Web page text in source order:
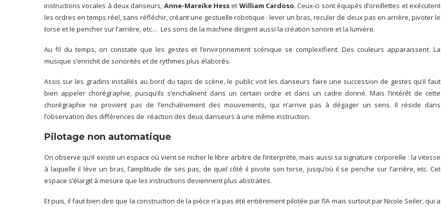
instructions vocales à deux danseurs, Anne-Mareike Hesset William Cardoso. Ceux-ci sont équipés d’oreillettes et exécutent
les ordres en temps réel, sans réfléchir, créant une gestuelle robotique : lever un bras, reculer de deux pas en arrière, pivoter le
torse et le pencher sur l’arrière, etc… Les sons de la machine dirigent aussi la création sonore et la lumière.
Au fil du temps, on constate que les gestes et l’environnement scénique se complexifient. Des couleurs apparaissent. La
musique s’enrichit de sonorités et de rythmes plus élaborés.
Assis sur les gradins installés au bord du tapis de scène, le public voit les danseurs faire une succession de gestes qu’il faut
bien appeler chorégraphie, puisqu’ils s’enchaînent dans un certain ordre et dans un cadre donné. Mais l’intérêt de cette
chorégraphie ne provient pas de l’enchaînement des mouvements, qui n’arrive pas à dégager un sens. Il réside dans
l’observation des différences de réaction des deux danseurs à une même instruction.
Pilotage non automatique
On observe qu’il existe un espace où vient se nicher le libre arbitre de l’interprète, mais aussi sa signature corporelle : la vitesse
à laquelle il lève un bras, l’amplitude de ses pas, de quel côté il pivote son torse, jusqu’où il se penche sur l’arrière, etc. Cet
espace s’élargit à mesure que les instructions deviennent plus abstraites.
Et puis, il faut bien dire que la construction de la pièce n’a pas été entièrement pilotée par l’IA mais surtout par Nicole Seiler, qui a